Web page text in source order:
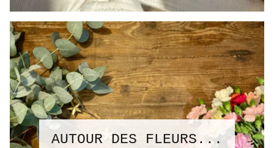
AUTOUR DES FLEURS...